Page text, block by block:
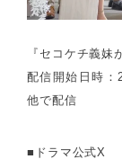
『セコケチ義妹
配信開始日時：
他で配信
■ドラマ公式X